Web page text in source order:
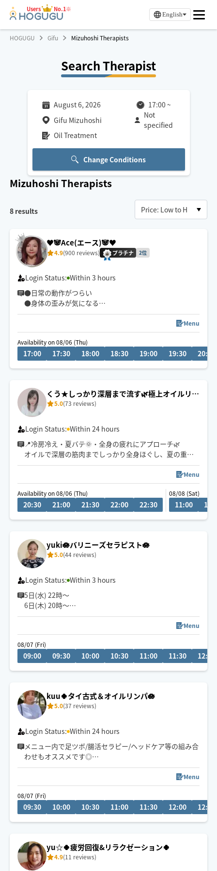
Users No.1※
English
HOGUGU Gifu Mizuhoshi Therapists
Search Therapist
August 6, 2026 17:00 ~
Gifu Mizuhoshi
Not
specified
Oil Treatment
Change Conditions
Mizuhoshi Therapists
8 results
♥️🐼Ace(エース)🐼♥️
4.9(900 reviews) プラチナ 2位
Login Status: Within 3 hours
●日常の動作がつらい
●身体の歪みが気になる
●趣味や仕事のパフォーマンスを良くしたい
どんなお悩みにも真摯に向き合い身体の痛みや不調、お
客様の気になる所をその場しのぎではなく"根本"から対
応させて頂きます
足の浮腫み
末端冷え性
お客様の身体に合った施術でメニューをご提案させて頂
きます👏
小さなお子さまやペットが居るお宅も歓迎です🐶😺
Menu
Availability on 08/06 (Thu)
17:00 17:30 18:00 18:30 19:00 19:30 20:00
くう★しっかり深層まで流す🌿極上オイルリン
パ5.0(73 reviews)
Login Status: Within 24 hours
📍冷房冷え・夏バテ🌞・全身の疲れにアプローチ🌿
オイルで深層の筋肉までしっかり全身ほぐし、夏の重だ
るいお身体を芯からリセットいたします。極上のヘッド
ケアも得意です！お好みの圧で丁寧に施術いたします。
全身からヘッドまでしっかり流させていただきます✨
🕒ご希望のお時間がございましたら、お気軽にチャット
🐶🐱わんちゃん猫ちゃん🉑
Menu
Availability on 08/06 (Thu)
20:30 21:00 21:30 22:00 22:30
08/08 (Sat)
11:00
yuki🪷バリニーズセラピスト🪷
5.0(44 reviews)
Login Status: Within 3 hours
5日(水) 22時〜
6日(木) 20時〜
空きございます。
空いてないお日にち、お時間でもメッセージ頂けますと
調整できる場合もあります✨
お気軽にメッセージください🎀
に合わせた手技で癒します👐
もちろん男性、外国の方も大歓迎です✨
🚗県外のお客様は高速代別途頂いております。
Menu
08/07 (Fri)
09:00 09:30 10:00 10:30 11:00 11:30 12:00
kuu🍀タイ古式＆オイルリンパ🪷
5.0(37 reviews)
Login Status: Within 24 hours
メニュー内で足ツボ/腸活セラピー/ヘッドケア等の組み合
わせもオススメです◎
ゆったりとしたリズムで心身ともリラックスしていただ
頭痛/肩こり/腰痛/睡眠などの慢性的なお悩みもご相談く
ださい。
サロンワークもありますのでリクエスト承認が遅い場合
Menu
08/07 (Fri)
09:30 10:00 10:30 11:00 11:30 12:00 12:30
yu☆🍀疲労回復&リラクゼーション🍀
4.9(11 reviews)